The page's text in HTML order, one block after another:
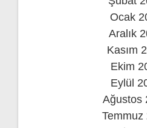
Ocak
Aralık
Kasım
Ekim
Eylül
Ağustos
Temmuz